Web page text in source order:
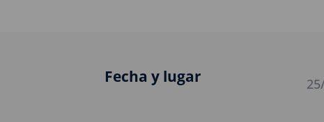
Fecha y lugar